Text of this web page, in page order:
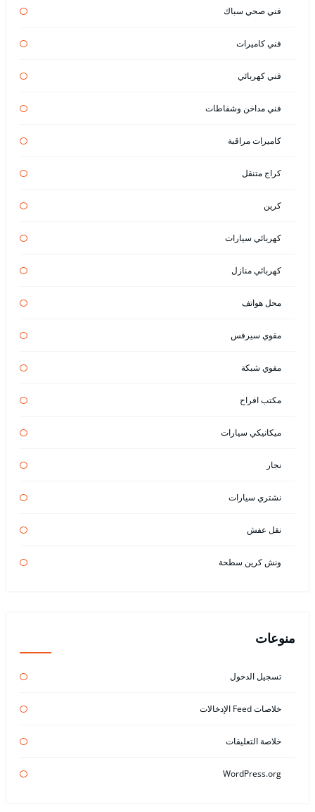
فني صحي سباك
فني كاميرات
فني كهربائي
فني مداخن وشفاطات
كاميرات مراقبة
كراج متنقل
كرين
كهربائي سيارات
كهربائي منازل
محل هواتف
مقوي سيرفس
مقوي شبكة
مكتب افراح
ميكانيكي سيارات
نجار
نشتري سيارات
نقل عفش
ونش كرين سطحة
منوعات
تسجيل الدخول
خلاصات Feed الإدخالات
خلاصة التعليقات
WordPress.org